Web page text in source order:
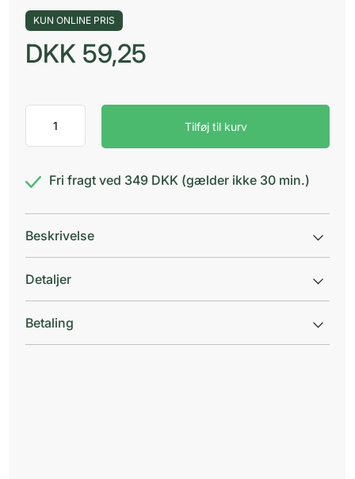
KUN ONLINE PRIS
DKK 59,25
antal
Tilføj til kurv
Fri fragt ved 349 DKK (gælder ikke 30 min.)
Beskrivelse
Detaljer
Betaling